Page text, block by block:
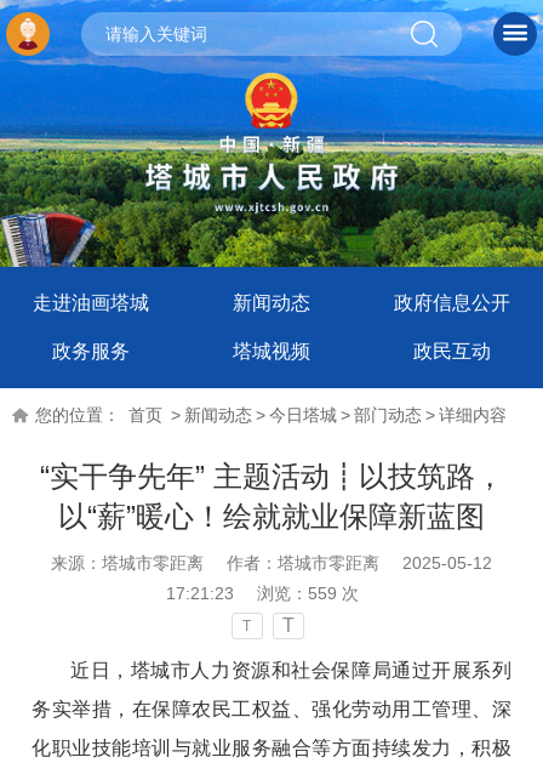
走进油画塔城 新闻动态 政府信息公开
政务服务 塔城视频 政民互动
您的位置： 首页 > 新闻动态>今日塔城>部门动态>详细内容
“实干争先年” 主题活动┋以技筑路，
以“薪”暖心！绘就就业保障新蓝图
来源：塔城市零距离 作者：塔城市零距离
2025-05-12
17:21:23
浏览： 559 次
T T
近日，塔城市人力资源和社会保障局通过开展系列
务实举措，在保障农民工权益、强化劳动用工管理、深
化职业技能培训与就业服务融合等方面持续发力，积极